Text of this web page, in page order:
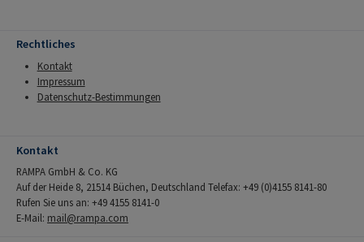
Rechtliches
Kontakt
Impressum
Datenschutz-Bestimmungen
Kontakt
RAMPA GmbH & Co. KG
Auf der Heide 8, 21514 Büchen, Deutschland Telefax: +49 (0)4155 8141-80
Rufen Sie uns an: +49 4155 8141-0
E-Mail: mail@rampa.com